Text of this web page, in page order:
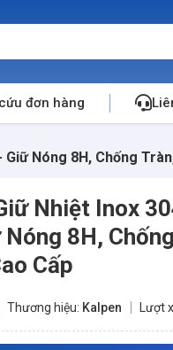
đơn hàng
Nóng 8H, Chống
Nhiệt Inox
8H,
Cấp
Thương hiệu: Kalpen Lượt